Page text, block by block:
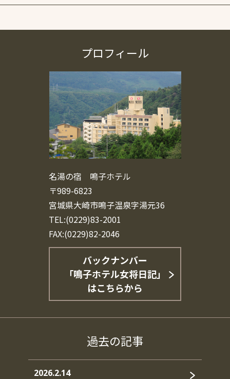
プロフィール
名湯の宿 鳴子ホテル
〒989-6823
宮城県大崎市鳴子温泉字湯元36
TEL:(0229)83-2001
FAX:(0229)82-2046
バックナンバー
「鳴子ホテル女将日記」
はこちらから
過去の記事
2026.2.14